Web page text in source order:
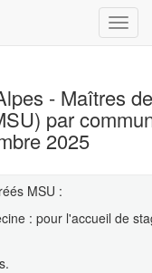
- Maîtres de
par
2025
MSU :
: pour l'accueil de